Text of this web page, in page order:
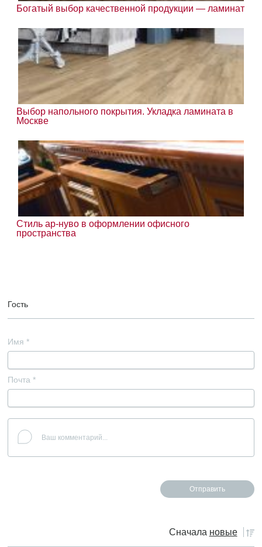
Богатый выбор качественной продукции — ламинат
Выбор напольного покрытия. Укладка ламината в
Москве
Стиль ар-нуво в оформлении офисного
пространства
Гость
Имя *
Почта *
Сначала новые